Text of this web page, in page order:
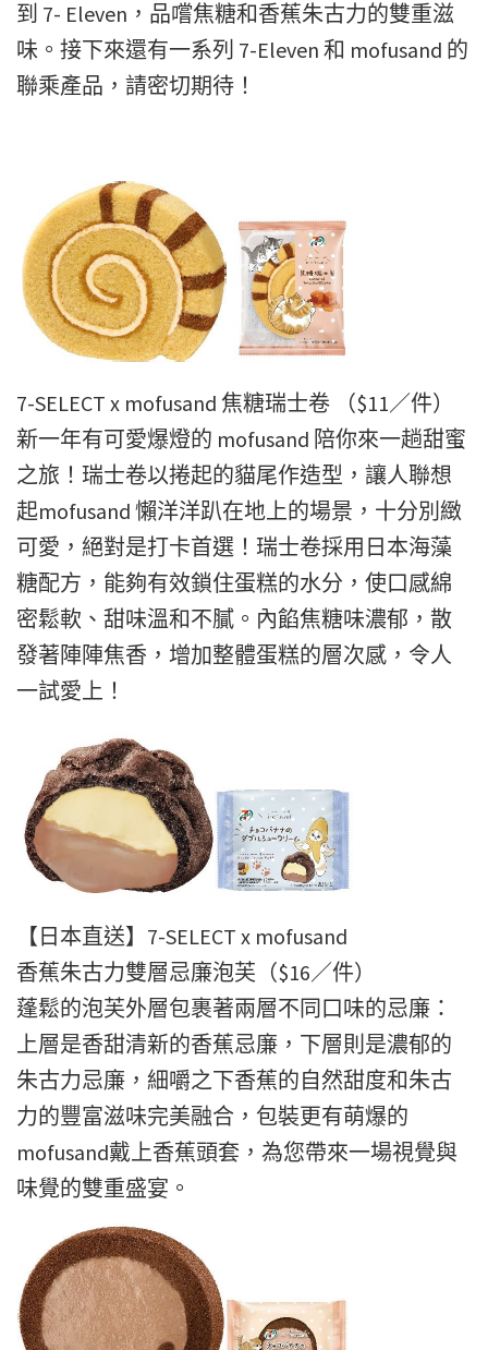
到 7- Eleven，品嚐焦糖和香蕉朱古力的雙重滋
味。接下來還有一系列 7-Eleven 和 mofusand 的
聯乘產品，請密切期待！
7-SELECT x mofusand 焦糖瑞士卷 （$11／件）
新一年有可愛爆燈的 mofusand 陪你來一趟甜蜜
之旅！瑞士卷以捲起的貓尾作造型，讓人聯想
起mofusand 懶洋洋趴在地上的場景，十分別緻
可愛，絕對是打卡首選！瑞士卷採用日本海藻
糖配方，能夠有效鎖住蛋糕的水分，使口感綿
密鬆軟、甜味溫和不膩。內餡焦糖味濃郁，散
發著陣陣焦香，增加整體蛋糕的層次感，令人
一試愛上！
【日本直送】7-SELECT x mofusand
香蕉朱古力雙層忌廉泡芙（$16／件）
蓬鬆的泡芙外層包裹著兩層不同口味的忌廉：
上層是香甜清新的香蕉忌廉，下層則是濃郁的
朱古力忌廉，細嚼之下香蕉的自然甜度和朱古
力的豐富滋味完美融合，包裝更有萌爆的
mofusand戴上香蕉頭套，為您帶來一場視覺與
味覺的雙重盛宴。